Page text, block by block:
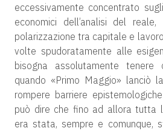
eccessivamente concentrato
economici dell’analisi del
polarizzazione tra capitale e
volte spudoratamente alle
bisogna assolutamente
quando «Primo Maggio» lanciò
rompere barriere
può dire che fino ad allora tutta
era stata, sempre e comunque,